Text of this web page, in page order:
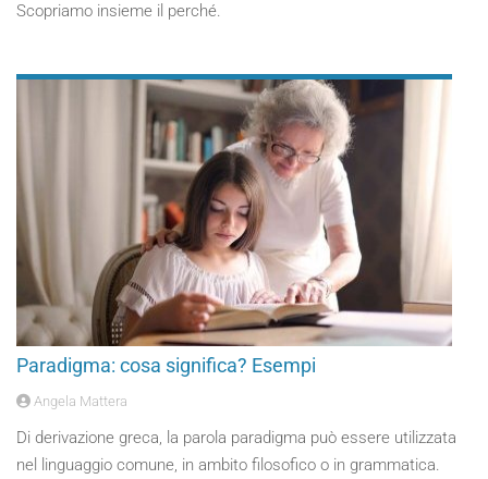
Scopriamo insieme il perché.
Paradigma: cosa significa? Esempi
Angela Mattera
Di derivazione greca, la parola paradigma può essere utilizzata
nel linguaggio comune, in ambito filosofico o in grammatica.